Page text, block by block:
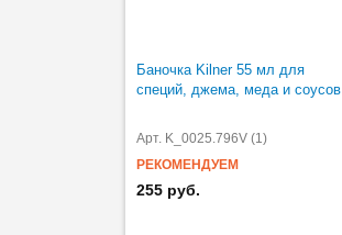
Баночка Kilner 55 мл для
специй, джема, меда и соусов
Арт. K_0025.796V (1)
РЕКОМЕНДУЕМ
255 руб.